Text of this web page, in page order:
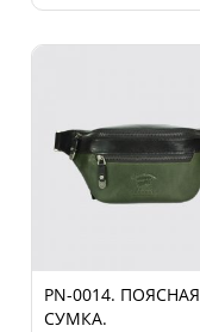
PN-0014. ПОЯСНАЯ
СУМКА.